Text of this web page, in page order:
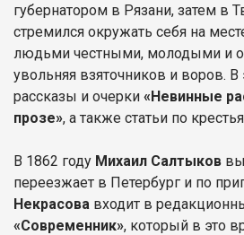
губернатором в Рязани, затем в
стремился окружать себя на
людьми честными, молодыми и
увольняя взяточников и воров.
рассказы и очерки «Невинные
прозе», а также статьи по
В 1862 году Михаил Салтыков
переезжает в Петербург и по
Некрасова входит в
«Современник», который в это